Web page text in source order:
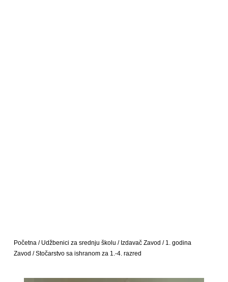
Početna / Udžbenici za srednju školu / Izdavač Zavod / 1. godina
Zavod / Stočarstvo sa ishranom za 1.-4. razred